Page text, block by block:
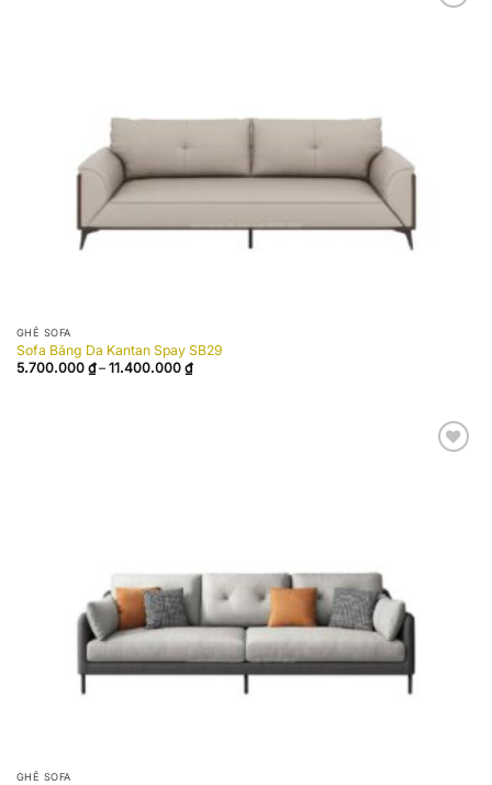
GHẾ SOFA
Sofa Băng Da Kantan Spay SB29
5.700.000 ₫ – 11.400.000 ₫Khoảng
giá:
GHẾ SOFA